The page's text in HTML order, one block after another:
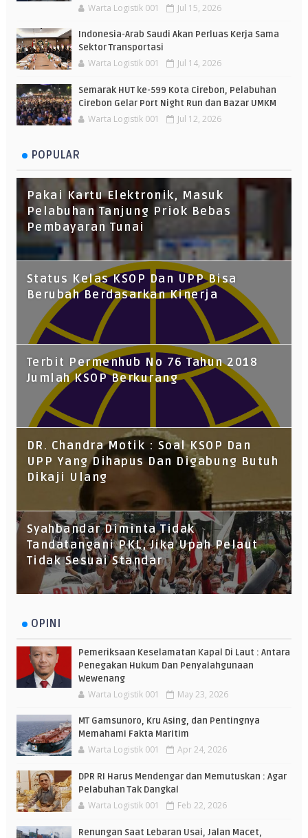
Warta Logistik 001 Jul 15, 2026
Indonesia-Arab Saudi Akan Perluas Kerja Sama
Sektor Transportasi
Warta Logistik 001 Jul 14, 2026
Semarak HUT ke-599 Kota Cirebon, Pelabuhan
Cirebon Gelar Port Night Run dan Bazar UMKM
Warta Logistik 001 Jul 12, 2026
POPULAR
Pakai Kartu Elektronik, Masuk
Pelabuhan Tanjung Priok Bebas
Pembayaran Tunai
Status Kelas KSOP Dan UPP Bisa
Berubah Berdasarkan Kinerja
Terbit Permenhub No 76 Tahun 2018
Jumlah KSOP Berkurang
DR. Chandra Motik : Soal KSOP Dan
UPP Yang Dihapus Dan Digabung Butuh
Dikaji Ulang
Syahbandar Diminta Tidak
Tandatangani PKL, Jika Upah Pelaut
Tidak Sesuai Standar
OPINI
Pemeriksaan Keselamatan Kapal Di Laut : Antara
Penegakan Hukum Dan Penyalahgunaan
Wewenang
Warta Logistik 001 May 23, 2026
MT Gamsunoro, Kru Asing, dan Pentingnya
Memahami Fakta Maritim
Warta Logistik 001 Apr 24, 2026
DPR RI Harus Mendengar dan Memutuskan : Agar
Pelabuhan Tak Dangkal
Warta Logistik 001 Feb 22, 2026
Renungan Saat Lebaran Usai, Jalan Macet,